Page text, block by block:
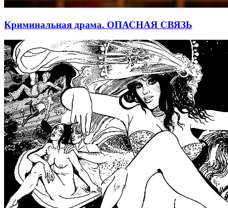
Криминальная драма. ОПАСНАЯ СВЯЗЬ